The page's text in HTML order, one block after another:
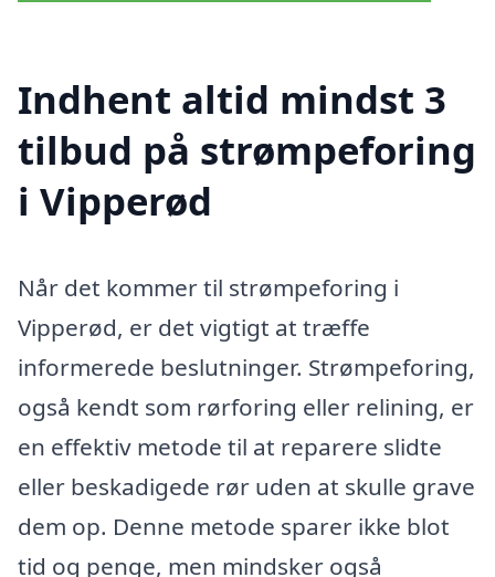
Indhent altid mindst 3
tilbud på strømpeforing
i Vipperød
Når det kommer til strømpeforing i
Vipperød, er det vigtigt at træffe
informerede beslutninger. Strømpeforing,
også kendt som rørforing eller relining, er
en effektiv metode til at reparere slidte
eller beskadigede rør uden at skulle grave
dem op. Denne metode sparer ikke blot
tid og penge, men mindsker også